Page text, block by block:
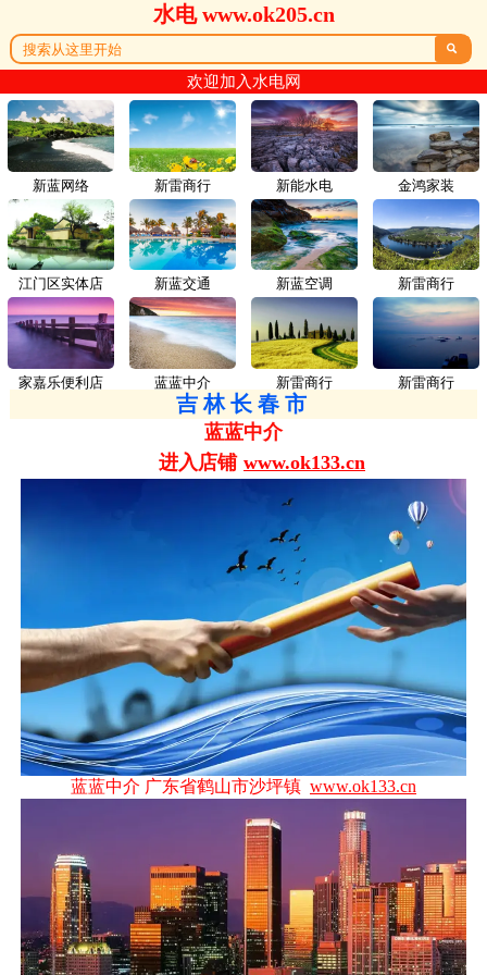
水电 www.ok205.cn

欢迎加入水电网
新蓝网络 新雷商行
江门区实体店 新蓝交通
家嘉乐便利店 蓝蓝中介
新能水电 金鸿家装
新蓝空调 新雷商行
新雷商行 新雷商行
吉林长春市
蓝蓝中介
进入店铺 www.ok133.cn
蓝蓝中介 广东省鹤山市沙坪镇 www.ok133.cn